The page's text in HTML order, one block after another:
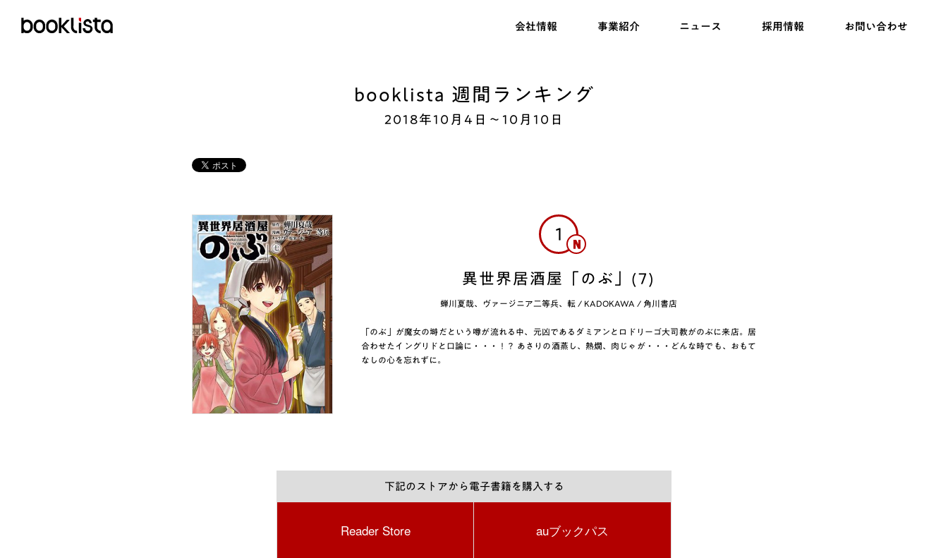
会社情報 事業紹介 ニュース 採用情報 お問い合わせ
booklista 週間ランキング
2018年10月4日〜10月10日
1
異世界居酒屋「のぶ」(7)
蝉川夏哉、ヴァージニア二等兵、転 / KADOKAWA / 角川書店
「のぶ」が魔女の塒だという噂が流れる中、元凶であるダミアンとロドリーゴ大司教がのぶに来店。居
合わせたイングリドと口論に・・・！？ あさりの酒蒸し、熱燗、肉じゃが・・・どんな時でも、おもて
なしの心を忘れずに。
下記のストアから電子書籍を購入する
Reader Store auブックパス